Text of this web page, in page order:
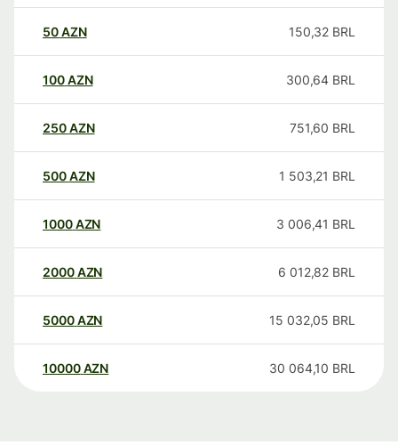
50AZN 150,32 BRL
100AZN 300,64 BRL
250AZN 751,60 BRL
500AZN 1 503,21 BRL
1000AZN 3 006,41 BRL
2000AZN 6 012,82 BRL
5000AZN 15 032,05 BRL
10000 AZN 30 064,10 BRL